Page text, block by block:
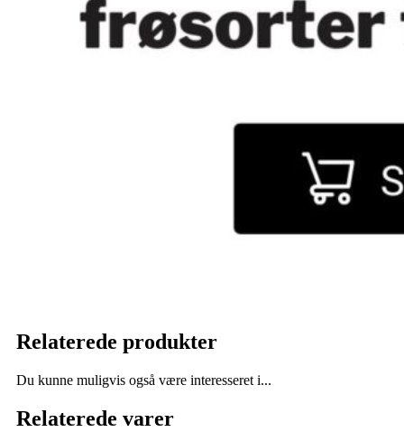
Relaterede produkter
Du kunne muligvis også være interesseret i...
Relaterede varer